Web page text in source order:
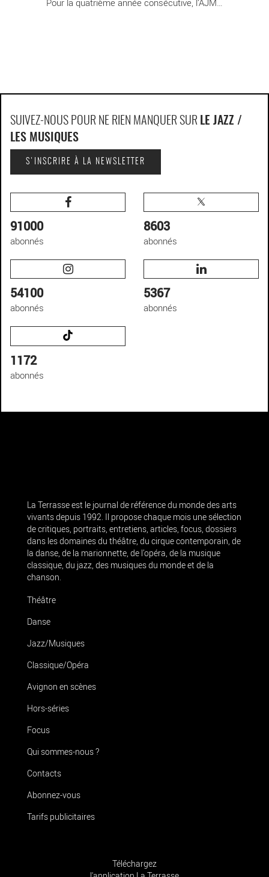
SUIVEZ-NOUS POUR NE RIEN MANQUER SUR LE JAZZ /
LES MUSIQUES
S'INSCRIRE À LA NEWSLETTER
91000
abonnés
8603
abonnés
54100
abonnés
5367
abonnés
1172
abonnés
La Terrasse est le journal de référence du monde des arts
vivants depuis 1992. Il propose chaque mois une sélection
de critiques, portraits, entretiens, articles, focus, dossiers
dans les domaines du théâtre, du cirque contemporain, de
la danse, de la marionnette, de l’opéra, de la musique
classique, du jazz, des musiques du monde et de la
chanson.
Théâtre
Danse
Jazz/Musiques
Classique/Opéra
Avignon en scènes
Hors-séries
Focus
Qui sommes-nous ?
Contacts
Abonnez-vous
Tarifs publicitaires
Téléchargez